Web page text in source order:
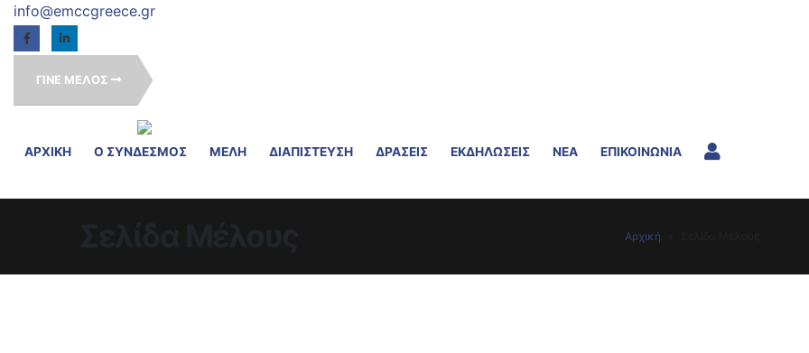
info@emccgreece.gr
ΓΙΝΕ ΜΕΛΟΣ
ΑΡΧΙΚΗ Ο ΣΥΝΔΕΣΜΟΣ ΜΕΛΗ ΔΙΑΠΙΣΤΕΥΣΗ ΔΡΑΣΕΙΣ ΕΚΔΗΛΩΣΕΙΣ ΝΕΑ ΕΠΙΚΟΙΝΩΝΙΑ
Αρχική